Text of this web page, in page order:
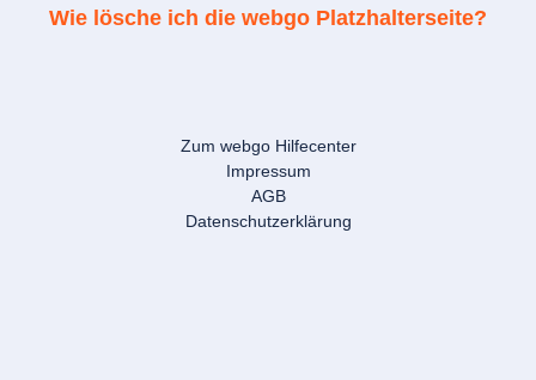
Wie lösche ich die webgo Platzhalterseite?
Zum webgo Hilfecenter
Impressum
AGB
Datenschutzerklärung